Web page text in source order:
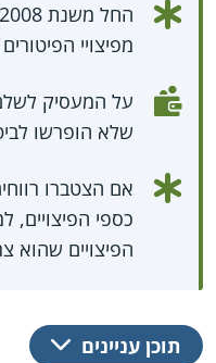
מפיצויי
על המעסיק
שלא הופרשו
אם הצטברו
כספי
הפיצויים שהוא
תוכן עניינים